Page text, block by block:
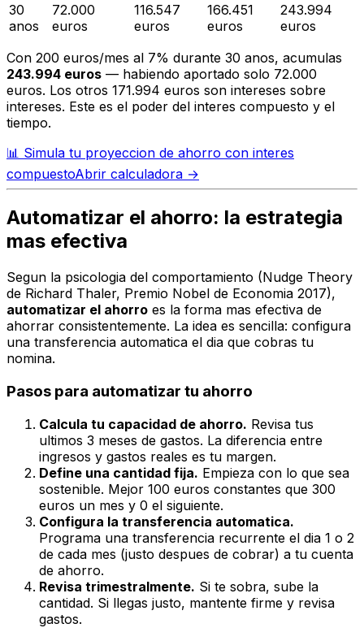
30
anos
72.000
euros
116.547
euros
166.451
euros
243.994
euros
Con 200 euros/mes al 7% durante 30 anos, acumulas
243.994 euros — habiendo aportado solo 72.000
euros. Los otros 171.994 euros son intereses sobre
intereses. Este es el poder del interes compuesto y el
tiempo.
📊 Simula tu proyeccion de ahorro con interes
compuestoAbrir calculadora →
Automatizar el ahorro: la estrategia
mas efectiva
Segun la psicologia del comportamiento (Nudge Theory
de Richard Thaler, Premio Nobel de Economia 2017),
automatizar el ahorro es la forma mas efectiva de
ahorrar consistentemente. La idea es sencilla: configura
una transferencia automatica el dia que cobras tu
nomina.
Pasos para automatizar tu ahorro
Calcula tu capacidad de ahorro. Revisa tus
ultimos 3 meses de gastos. La diferencia entre
ingresos y gastos reales es tu margen.
Define una cantidad fija. Empieza con lo que sea
sostenible. Mejor 100 euros constantes que 300
euros un mes y 0 el siguiente.
Configura la transferencia automatica.
Programa una transferencia recurrente el dia 1 o 2
de cada mes (justo despues de cobrar) a tu cuenta
de ahorro.
Revisa trimestralmente. Si te sobra, sube la
cantidad. Si llegas justo, mantente firme y revisa
gastos.